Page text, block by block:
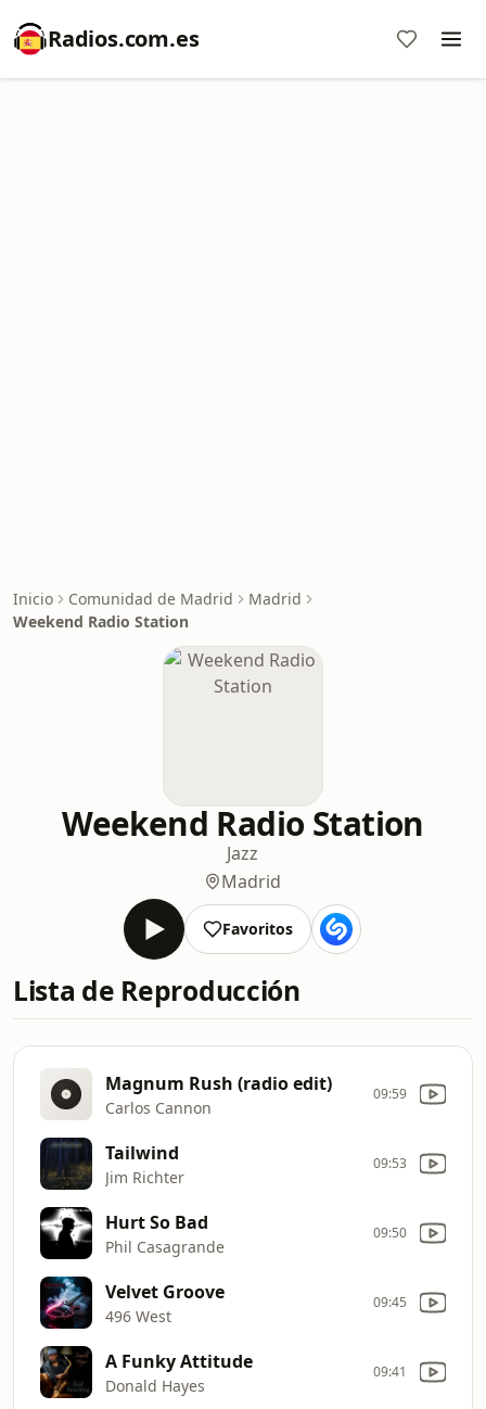
Radios.com.es
Inicio Comunidad de Madrid
Madrid
Weekend Radio Station
Weekend Radio Station
Jazz
Madrid
Favoritos
Lista de Reproducción
Magnum Rush (radio edit)
Carlos Cannon
09:59
Tailwind
Jim Richter
09:53
Hurt So Bad
Phil Casagrande
09:50
Velvet Groove
496 West
09:45
A Funky Attitude
Donald Hayes
09:41